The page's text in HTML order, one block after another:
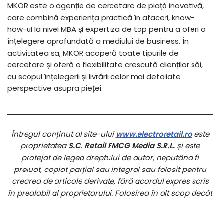
MKOR este o agenție de cercetare de piață inovativă,
care combină experiența practică în afaceri, know-
how-ul la nivel MBA și expertiza de top pentru a oferi o
înțelegere aprofundată a mediului de business. În
activitatea sa, MKOR acoperă toate tipurile de
cercetare și oferă o flexibilitate crescută clienților săi,
cu scopul înțelegerii și livrării celor mai detaliate
perspective asupra pieței.
Întregul conținut al site-uluiwww.electroretail.roeste
proprietateaS.C. Retail FMCG Media S.R.L. și este
protejat de legea dreptului de autor, neputând fi
preluat, copiat parțial sau integral sau folosit pentru
crearea de articole derivate, fără acordul expres scris
în prealabil al proprietarului. Folosirea în alt scop decât